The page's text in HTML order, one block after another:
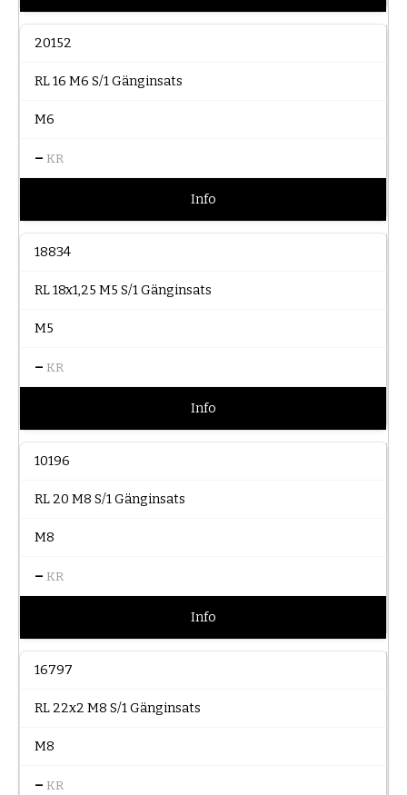
20152
RL 16 M6 S/1 Gänginsats
M6
– KR
Info
18834
RL 18x1,25 M5 S/1 Gänginsats
M5
– KR
Info
10196
RL 20 M8 S/1 Gänginsats
M8
– KR
Info
16797
RL 22x2 M8 S/1 Gänginsats
M8
– KR